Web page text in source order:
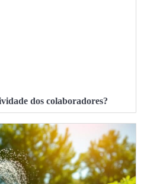
dos colaboradores?